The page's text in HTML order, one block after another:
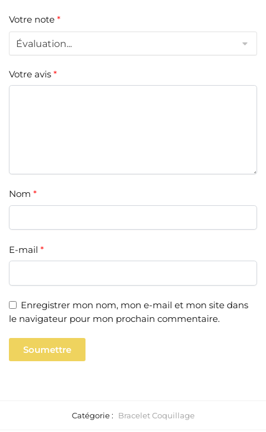
Votre note *
Votre avis *
Nom *
E-mail *
Enregistrer mon nom, mon e-mail et mon site dans
le navigateur pour mon prochain commentaire.
Catégorie : Bracelet Coquillage